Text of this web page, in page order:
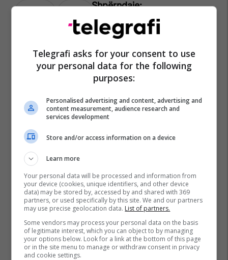
Telegrafi asks for your consent to use
your personal data for the following
purposes:
Personalised advertising and content, advertising and
content measurement, audience research and
services development
Store and/or access information on a device
Learn more
Your personal data will be processed and information from
your device (cookies, unique identifiers, and other device
data) may be stored by, accessed by and shared with 369
partners, or used specifically by this site. We and our partners
may use precise geolocation data. List of partners.
Some vendors may process your personal data on the basis
of legitimate interest, which you can object to by managing
your options below. Look for a link at the bottom of this page
or in the site menu to manage or withdraw consent in privacy
and cookie settings.